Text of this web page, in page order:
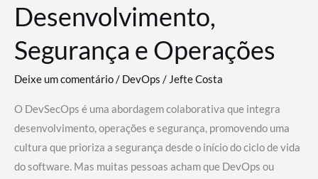
Desenvolvimento,
Segurança e Operações
Deixe um comentário/ DevOps /Jefte Costa
O DevSecOps é uma abordagem colaborativa que integra
desenvolvimento, operações e segurança, promovendo uma
cultura que prioriza a segurança desde o início do ciclo de vida
do software. Mas muitas pessoas acham que DevOps ou